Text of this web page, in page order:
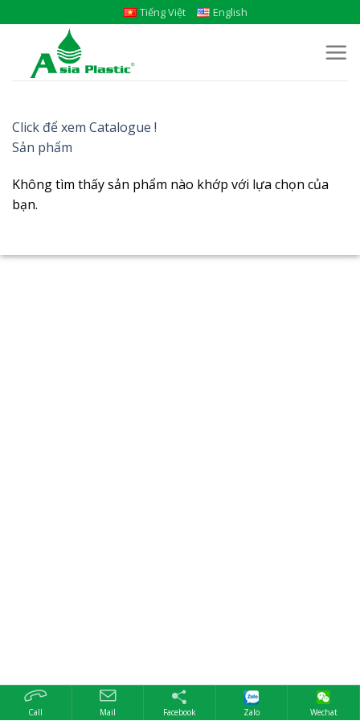
to
content
Tiếng Việt English
Click để xem Catalogue !
Sản phẩm
Không tìm thấy sản phẩm nào khớp với lựa chọn của
bạn.
Call Mail Facebook Zalo Wechat